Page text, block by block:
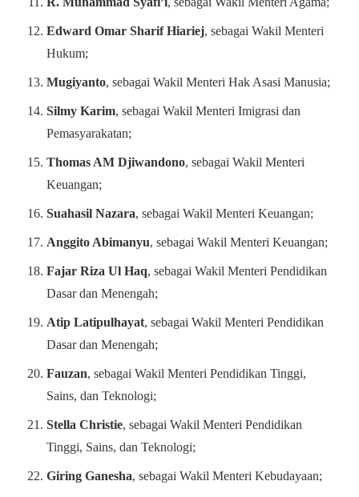
Edward Omar Sharif Hiariej, sebagai Wakil Menteri
Hukum;
Mugiyanto, sebagai Wakil Menteri Hak Asasi Manusia;
Silmy Karim, sebagai Wakil Menteri Imigrasi dan
Pemasyarakatan;
Thomas AM Djiwandono, sebagai Wakil Menteri
Keuangan;
Suahasil Nazara, sebagai Wakil Menteri Keuangan;
Anggito Abimanyu, sebagai Wakil Menteri Keuangan;
Fajar Riza Ul Haq, sebagai Wakil Menteri Pendidikan
Dasar dan Menengah;
Atip Latipulhayat, sebagai Wakil Menteri Pendidikan
Dasar dan Menengah;
Fauzan, sebagai Wakil Menteri Pendidikan Tinggi,
Sains, dan Teknologi;
Stella Christie, sebagai Wakil Menteri Pendidikan
Tinggi, Sains, dan Teknologi;
Giring Ganesha, sebagai Wakil Menteri Kebudayaan;